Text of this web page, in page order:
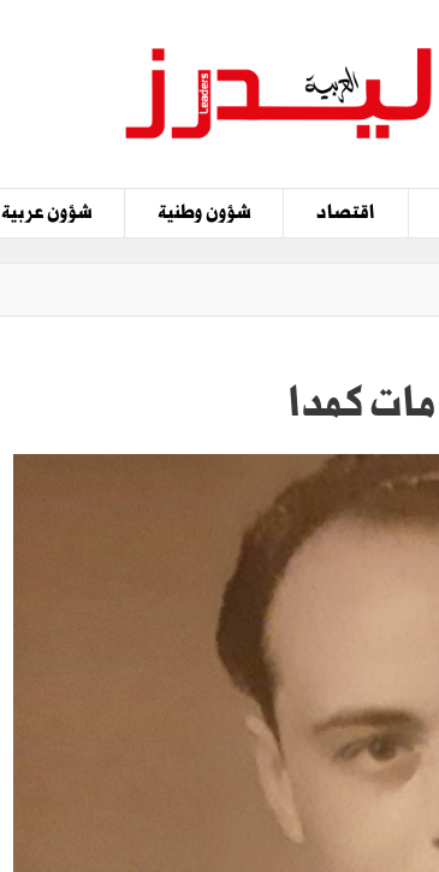
اقتصاد شؤون وطنية شؤون عربية
كمدا